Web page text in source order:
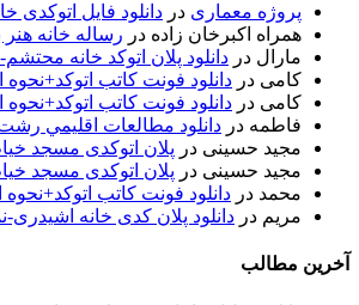
پروژه معماری در دانلود فایل اتوکدی
همراه اکبرخان زاده در رساله خانه هنر
مارال در دانلود پلان اتوکد خانه
کامی در دانلود فونت کاتب
کامی در دانلود فونت کاتب
فاطمه در دانلود مطالعات اقليمي
مجید حسینی در پلان اتوکدی مسجد
مجید حسینی در پلان اتوکدی مسجد
محمد در دانلود فونت کاتب
مریم در دانلود پلان کدی خانه
آخرین مطالب